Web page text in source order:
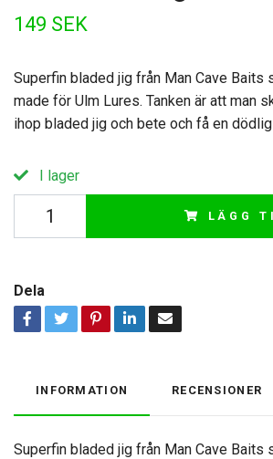
149 SEK
Superfin bladed jig från Man Cave Baits
made för Ulm Lures. Tanken är att man
ihop bladed jig och bete och få en
I lager
LÄGG
Dela
INFORMATION RECENSIONER
Superfin bladed jig från Man Cave Baits